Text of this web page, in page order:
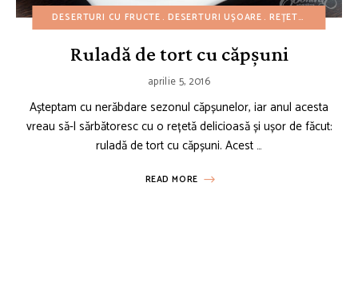
DESERTURI CU FRUCTE DESERTURI UȘOARE REȚETE CU BUGET REDUS
Ruladă de tort cu căpșuni
aprilie 5, 2016
Așteptam cu nerăbdare sezonul căpșunelor, iar anul acesta
vreau să-l sărbătoresc cu o rețetă delicioasă și ușor de făcut:
ruladă de tort cu căpșuni. Acest …
READ MORE